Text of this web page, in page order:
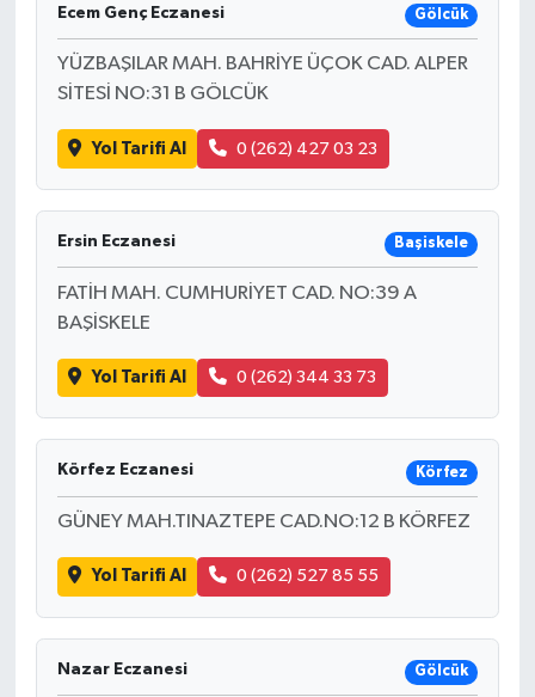
Ecem Genç Eczanesi Gölcük
YÜZBAŞILAR MAH. BAHRİYE ÜÇOK CAD. ALPER
SİTESİ NO:31 B GÖLCÜK
Yol Tarifi Al 0 (262) 427 03 23
Ersin Eczanesi Başiskele
FATİH MAH. CUMHURİYET CAD. NO:39 A
BAŞİSKELE
Yol Tarifi Al 0 (262) 344 33 73
Körfez Eczanesi Körfez
GÜNEY MAH.TINAZTEPE CAD.NO:12 B KÖRFEZ
Yol Tarifi Al 0 (262) 527 85 55
Nazar Eczanesi Gölcük